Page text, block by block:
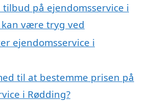
tilbud på ejendomsservice i
være tryg ved
ejendomsservice i
til at bestemme prisen på
i Rødding?